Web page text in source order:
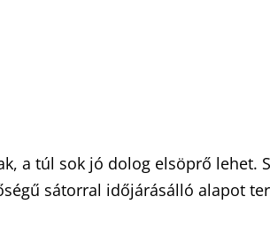
a túl sok jó dolog elsöprő lehet.
sátorral időjárásálló alapot